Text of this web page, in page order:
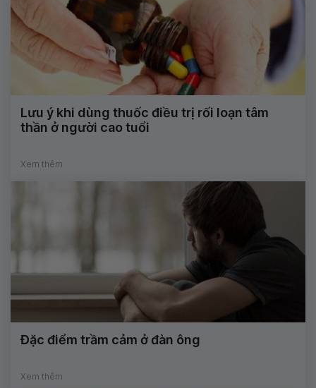
Lưu ý khi dùng thuốc điều trị rối loạn tâm
thần ở người cao tuổi
Xem thêm
Đặc điểm trầm cảm ở đàn ông
Xem thêm